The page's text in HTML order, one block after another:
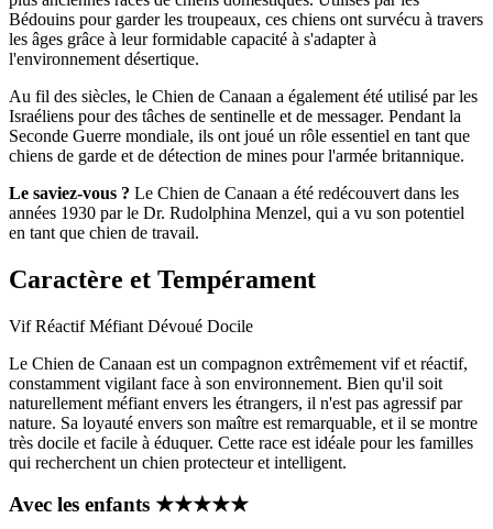
Bédouins pour garder les troupeaux, ces chiens ont survécu à travers
les âges grâce à leur formidable capacité à s'adapter à
l'environnement désertique.
Au fil des siècles, le Chien de Canaan a également été utilisé par les
Israéliens pour des tâches de sentinelle et de messager. Pendant la
Seconde Guerre mondiale, ils ont joué un rôle essentiel en tant que
chiens de garde et de détection de mines pour l'armée britannique.
Le saviez-vous ? Le Chien de Canaan a été redécouvert dans les
années 1930 par le Dr. Rudolphina Menzel, qui a vu son potentiel
en tant que chien de travail.
Caractère et Tempérament
VifRéactifMéfiant Dévoué Docile
Le Chien de Canaan est un compagnon extrêmement vif et réactif,
constamment vigilant face à son environnement. Bien qu'il soit
naturellement méfiant envers les étrangers, il n'est pas agressif par
nature. Sa loyauté envers son maître est remarquable, et il se montre
très docile et facile à éduquer. Cette race est idéale pour les familles
qui recherchent un chien protecteur et intelligent.
Avec les enfants ★★★★★